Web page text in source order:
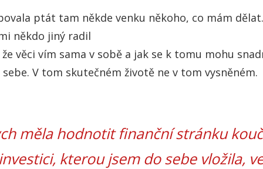
ptát tam někde venku někoho, co mám
někdo jiný radil
věci vím sama v sobě a jak se k tomu mohu
V tom skutečném životě ne v tom vysněném.
měla hodnotit finanční stránku
kterou jsem do sebe vložila,